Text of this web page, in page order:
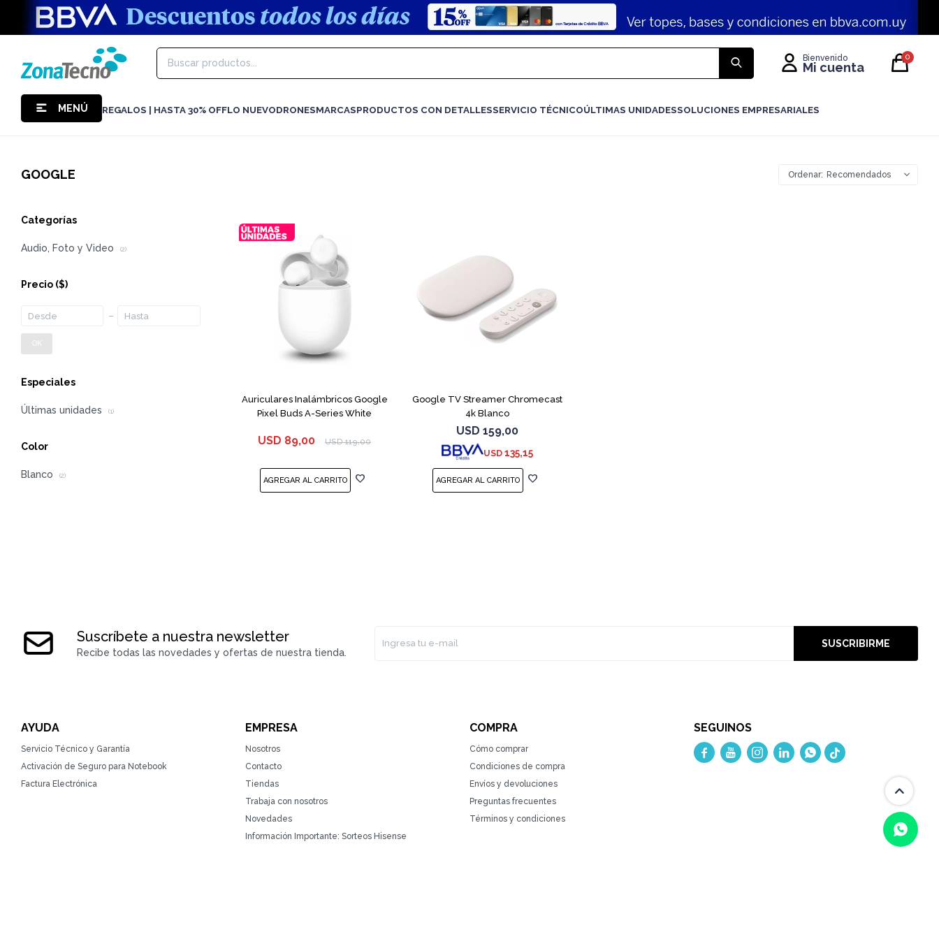
MENÚ REGALOS | HASTA 30% OFFLO NUEVODRONESMARCASPRODUCTOS CON DETALLESSERVICIO TÉCNICOÚLTIMAS UNIDADESSOLUCIONES EMPRESARIALES
0
GOOGLE Recomendados
Auriculares Inalámbricos Google
Pixel Buds A-Series White
USD 89,00 USD 119,00
Google TV Streamer Chromecast
4k Blanco
USD 159,00
USD 135,15
Categorías
Audio, Foto y Video (2)
Precio ($)
OK
Especiales
Últimas unidades (1)
Color
Blanco (2)
Suscríbete a nuestra newsletter
Recibe todas las novedades y ofertas de nuestra tienda.
SUSCRIBIRME
AYUDA
Servicio Técnico y Garantía
Activación de Seguro para Notebook
Factura Electrónica
EMPRESA
Nosotros
Contacto
Tiendas
Trabaja con nosotros
Novedades
Información Importante: Sorteos Hisense
COMPRA
Cómo comprar
Condiciones de compra
Envíos y devoluciones
Preguntas frecuentes
Términos y condiciones
SEGUINOS
    